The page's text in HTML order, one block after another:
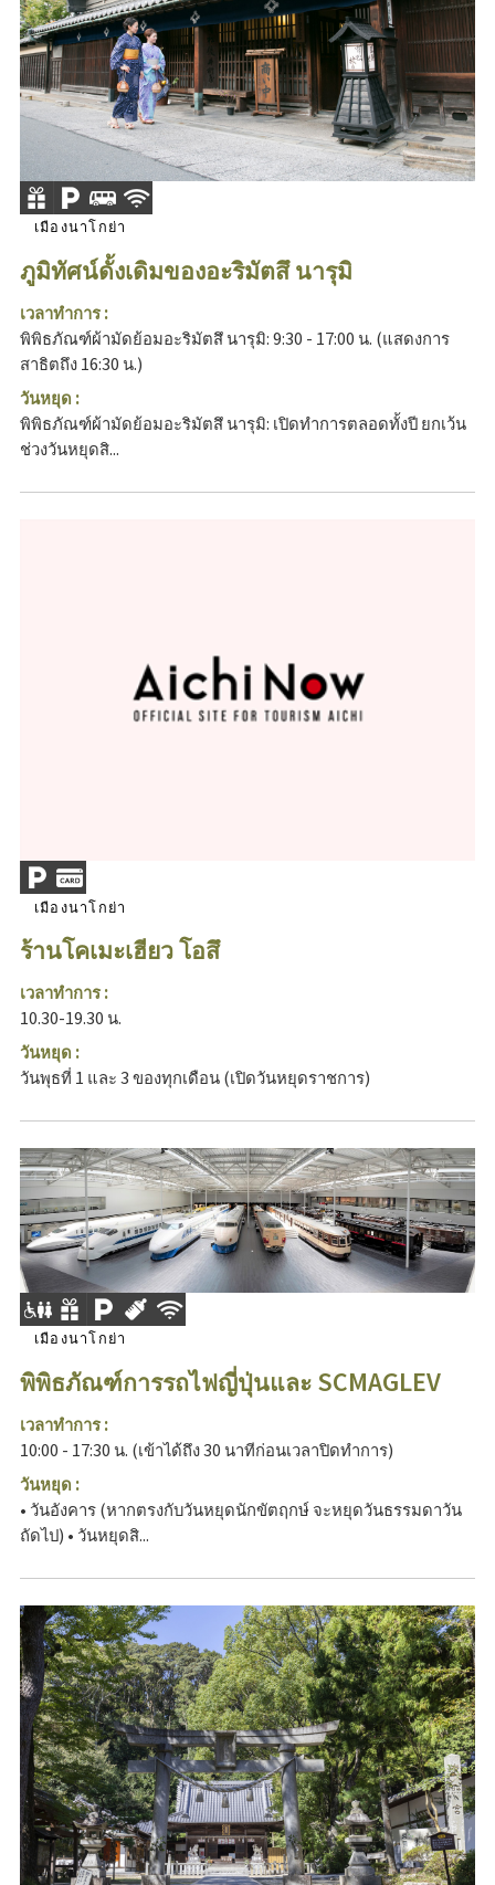
เมืองนาโกย่า
ภูมิทัศน์ดั้งเดิมของอะริมัตสึ นารุมิ
เวลาทำการ :
พิพิธภัณฑ์ผ้ามัดย้อมอะริมัตสึ นารุมิ: 9:30 - 17:00 น. (แสดงการ
สาธิตถึง 16:30 น.)
วันหยุด :
พิพิธภัณฑ์ผ้ามัดย้อมอะริมัตสึ นารุมิ: เปิดทำการตลอดทั้งปี ยกเว้น
ช่วงวันหยุดสิ...
เมืองนาโกย่า
ร้านโคเมะเฮียว โอสึ
เวลาทำการ :
10.30-19.30 น.
วันหยุด :
วันพุธที่ 1 และ 3 ของทุกเดือน (เปิดวันหยุดราชการ)
เมืองนาโกย่า
พิพิธภัณฑ์การรถไฟญี่ปุ่นและ SCMAGLEV
เวลาทำการ :
10:00 - 17:30 น. (เข้าได้ถึง 30 นาทีก่อนเวลาปิดทำการ)
วันหยุด :
• วันอังคาร (หากตรงกับวันหยุดนักขัตฤกษ์ จะหยุดวันธรรมดาวัน
ถัดไป) • วันหยุดสิ...